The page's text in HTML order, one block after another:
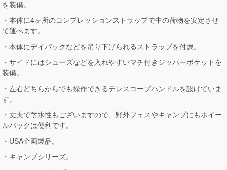
を装備。
・本体に4ヶ所のコンプレッションストラップで中の荷物を安定させ
て運べます。
・本体にデイパックなどを吊り下げられるストラップを付属。
・サイドにはシューズなどを入れやすいマチ付きジッパーポケットを
装備。
・左右どちらからでも操作できるテレスコープハンドルを設けていま
す。
・丈夫で耐水性もございますので、野外フェスやキャンプにもホイー
ルバックは便利です。
・USA企画製品。
・キャンプシリーズ。